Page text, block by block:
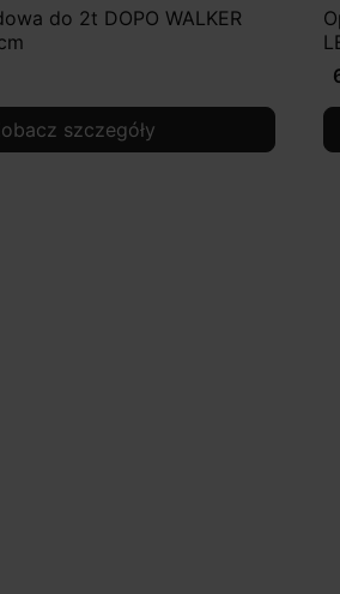
do 2t DOPO WALKER
szczegóły